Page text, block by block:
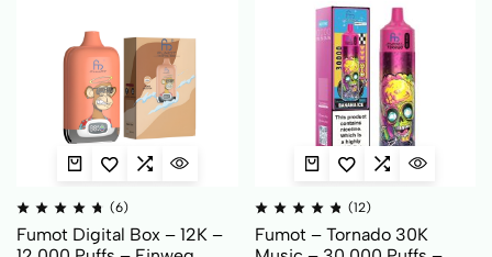
(6)
Fumot Digital Box – 12K –
(12)
Fumot – Tornado 30K